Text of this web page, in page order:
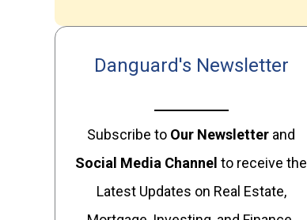
Danguard's Newsletter
Subscribe to Our Newsletter and
Social Media Channel to receive the
Latest Updates on Real Estate,